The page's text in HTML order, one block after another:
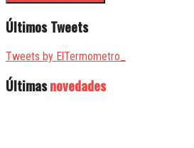
Últimos Tweets
Tweets by ElTermometro_
Últimasnovedades